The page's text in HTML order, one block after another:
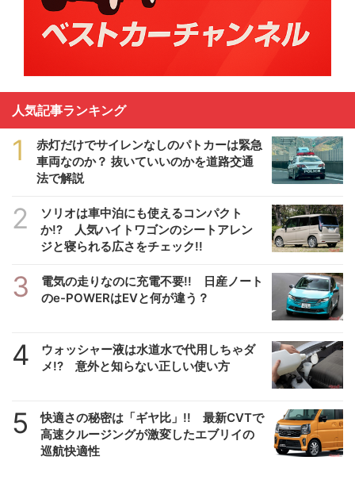
人気記事ランキング
1
赤灯だけでサイレンなしのパトカーは緊急
車両なのか？ 抜いていいのかを道路交通
法で解説
2
ソリオは車中泊にも使えるコンパクト
か!? 人気ハイトワゴンのシートアレン
ジと寝られる広さをチェック!!
3
電気の走りなのに充電不要!! 日産ノート
のe-POWERはEVと何が違う？
4
ウォッシャー液は水道水で代用しちゃダ
メ!? 意外と知らない正しい使い方
5
快適さの秘密は「ギヤ比」!! 最新CVTで
高速クルージングが激変したエブリイの
巡航快適性